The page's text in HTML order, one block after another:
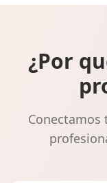
¿Por
Conectamos